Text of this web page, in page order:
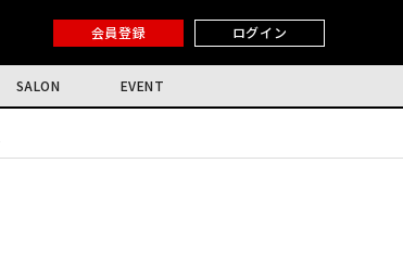
会員登録 ログイン
SALON EVENT